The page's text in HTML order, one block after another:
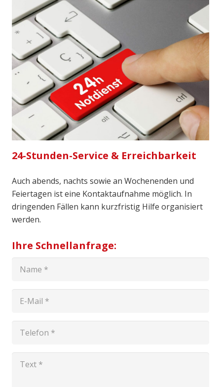
24-Stunden-Service & Erreichbarkeit
Auch abends, nachts sowie an Wochenenden und
Feiertagen ist eine Kontaktaufnahme möglich. In
dringenden Fällen kann kurzfristig Hilfe organisiert
werden.
Ihre Schnellanfrage: